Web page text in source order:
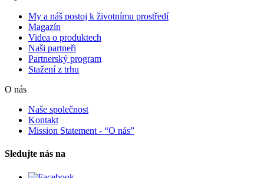
My a náš postoj k životnímu prostředí
Magazín
Videa o produktech
Naši partneři
Partnerský program
Stažení z trhu
O nás
Naše společnost
Kontakt
Mission Statement - “O nás”
Sledujte nás na